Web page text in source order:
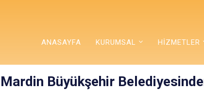
ANASAYFA KURUMSAL HİZMETLER
Mardin Büyükşehir